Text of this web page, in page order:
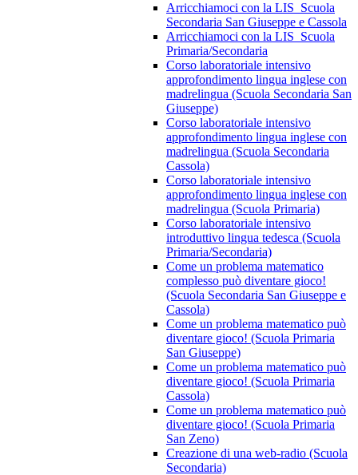
Arricchiamoci con la LIS_Scuola
Secondaria San Giuseppe e Cassola
Arricchiamoci con la LIS_Scuola
Primaria/Secondaria
Corso laboratoriale intensivo
approfondimento lingua inglese con
madrelingua (Scuola Secondaria San
Giuseppe)
Corso laboratoriale intensivo
approfondimento lingua inglese con
madrelingua (Scuola Secondaria
Cassola)
Corso laboratoriale intensivo
approfondimento lingua inglese con
madrelingua (Scuola Primaria)
Corso laboratoriale intensivo
introduttivo lingua tedesca (Scuola
Primaria/Secondaria)
Come un problema matematico
complesso può diventare gioco!
(Scuola Secondaria San Giuseppe e
Cassola)
Come un problema matematico può
diventare gioco! (Scuola Primaria
San Giuseppe)
Come un problema matematico può
diventare gioco! (Scuola Primaria
Cassola)
Come un problema matematico può
diventare gioco! (Scuola Primaria
San Zeno)
Creazione di una web-radio (Scuola
Secondaria)